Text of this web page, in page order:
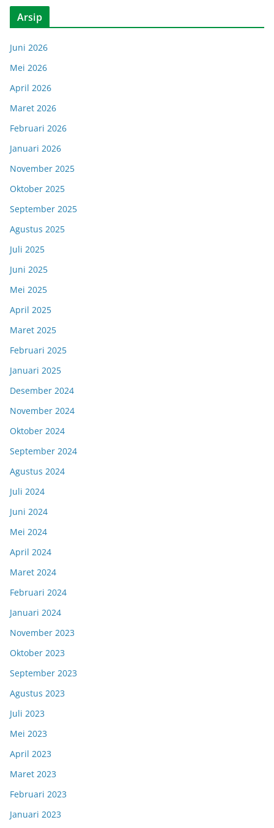
Arsip
Juni 2026
Mei 2026
April 2026
Maret 2026
Februari 2026
Januari 2026
November 2025
Oktober 2025
September 2025
Agustus 2025
Juli 2025
Juni 2025
Mei 2025
April 2025
Maret 2025
Februari 2025
Januari 2025
Desember 2024
November 2024
Oktober 2024
September 2024
Agustus 2024
Juli 2024
Juni 2024
Mei 2024
April 2024
Maret 2024
Februari 2024
Januari 2024
November 2023
Oktober 2023
September 2023
Agustus 2023
Juli 2023
Mei 2023
April 2023
Maret 2023
Februari 2023
Januari 2023